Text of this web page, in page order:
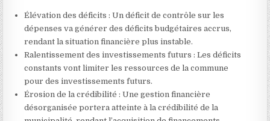
Élévation des déficits : Un déficit de contrôle sur les
dépenses va générer des déficits budgétaires accrus,
rendant la situation financière plus instable.
Ralentissement des investissements futurs : Les déficits
constants vont limiter les ressources de la commune
pour des investissements futurs.
Érosion de la crédibilité : Une gestion financière
désorganisée portera atteinte à la crédibilité de la